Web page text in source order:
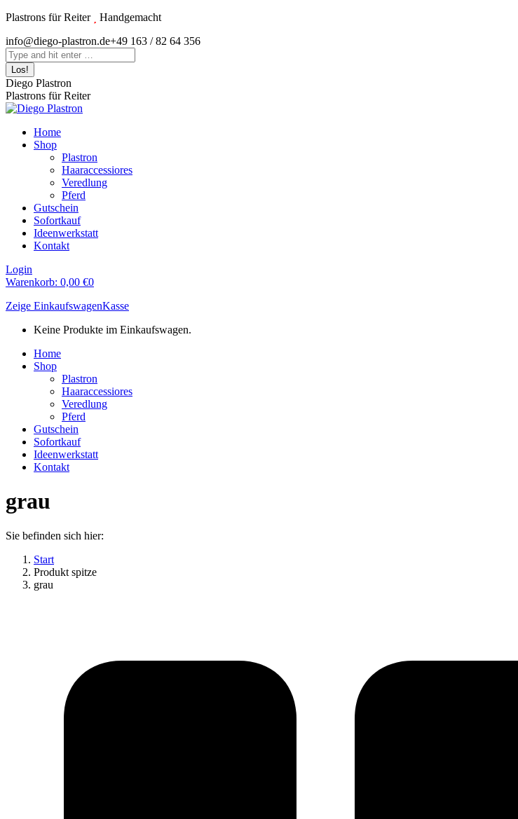
Zum
springen
Plastrons für Reiter
Handgemacht
Instagram
page
opens
in
new
window
info@diego-plastron.de+49 163 / 82 64 356
Search:
Diego Plastron
Plastrons für Reiter
Home
Shop
Plastron
Haaraccessiores
Veredlung
Pferd
Gutschein
Sofortkauf
Ideenwerkstatt
Kontakt
Login
Warenkorb: 0,00 €0
Zeige EinkaufswagenKasse
Keine Produkte im Einkaufswagen.
Home
Shop
Plastron
Haaraccessiores
Veredlung
Pferd
Gutschein
Sofortkauf
Ideenwerkstatt
Kontakt
grau
Sie befinden sich hier:
Start
Produkt spitze
grau